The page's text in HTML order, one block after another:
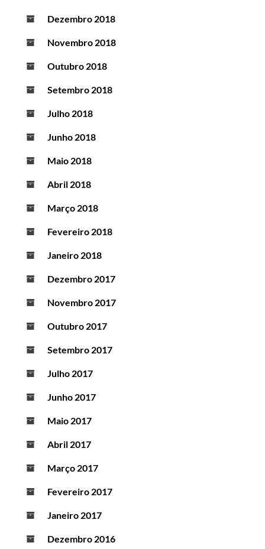
Dezembro 2018
Novembro 2018
Outubro 2018
Setembro 2018
Julho 2018
Junho 2018
Maio 2018
Abril 2018
Março 2018
Fevereiro 2018
Janeiro 2018
Dezembro 2017
Novembro 2017
Outubro 2017
Setembro 2017
Julho 2017
Junho 2017
Maio 2017
Abril 2017
Março 2017
Fevereiro 2017
Janeiro 2017
Dezembro 2016